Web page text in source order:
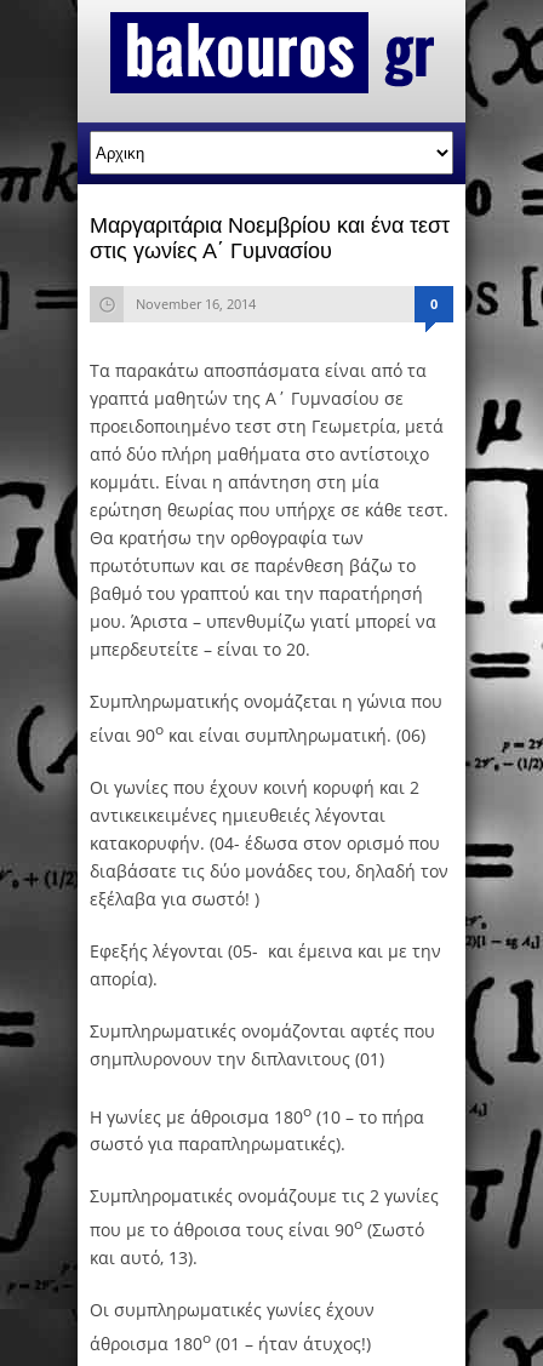
Μαργαριτάρια Νοεμβρίου και ένα τεστ
στις γωνίες Α΄ Γυμνασίου
November 16, 2014 0
Τα παρακάτω αποσπάσματα είναι από τα
γραπτά μαθητών της Α΄ Γυμνασίου σε
προειδοποιημένο τεστ στη Γεωμετρία, μετά
από δύο πλήρη μαθήματα στο αντίστοιχο
κομμάτι. Είναι η απάντηση στη μία
ερώτηση θεωρίας που υπήρχε σε κάθε τεστ.
Θα κρατήσω την ορθογραφία των
πρωτότυπων και σε παρένθεση βάζω το
βαθμό του γραπτού και την παρατήρησή
μου. Άριστα – υπενθυμίζω γιατί μπορεί να
μπερδευτείτε – είναι το 20.
Συμπληρωματικής ονομάζεται η γώνια που
είναι 90ο και είναι συμπληρωματική. (06)
Οι γωνίες που έχουν κοινή κορυφή και 2
αντικεικειμένες ημιευθειές λέγονται
κατακορυφήν. (04- έδωσα στον ορισμό που
διαβάσατε τις δύο μονάδες του, δηλαδή τον
εξέλαβα για σωστό! )
Εφεξής λέγονται (05- και έμεινα και με την
απορία).
Συμπληρωματικές ονομάζονται αφτές που
σημπλυρονουν την διπλανιτους (01)
Η γωνίες με άθροισμα 180ο (10 – το πήρα
σωστό για παραπληρωματικές).
Συμπληροματικές ονομάζουμε τις 2 γωνίες
που με το άθροισα τους είναι 90ο (Σωστό
και αυτό, 13).
Οι συμπληρωματικές γωνίες έχουν
άθροισμα 180ο (01 – ήταν άτυχος!)